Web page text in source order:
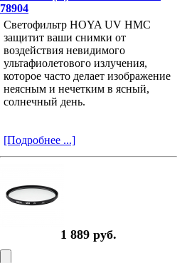
78904
Светофильтр HOYA UV HMC
защитит ваши снимки от
воздействия невидимого
ультафиолетового излучения,
которое часто делает изображение
неясным и нечетким в ясный,
солнечный день.
[Подробнее ...]
1 889 руб.